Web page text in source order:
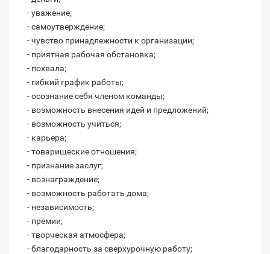
- уважение;
- самоутверждение;
- чувство принадлежности к организации;
- приятная рабочая обстановка;
- похвала;
- гибкий график работы;
- осознание себя членом команды;
- возможность внесения идей и предложений;
- возможность учиться;
- карьера;
- товарищеские отношения;
- признание заслуг;
- вознаграждение;
- возможность работать дома;
- независимость;
- премии;
- творческая атмосфера;
- благодарность за сверхурочную работу;